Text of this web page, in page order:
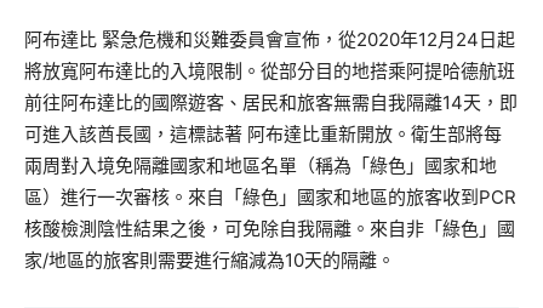
阿布達比 緊急危機和災難委員會宣佈，從2020年12月24日起
將放寬阿布達比的入境限制。從部分目的地搭乘阿提哈德航班
前往阿布達比的國際遊客、居民和旅客無需自我隔離14天，即
可進入該酋長國，這標誌著 阿布達比重新開放。衛生部將每
兩周對入境免隔離國家和地區名單（稱為「綠色」國家和地
區）進行一次審核。來自「綠色」國家和地區的旅客收到PCR
核酸檢測陰性結果之後，可免除自我隔離。來自非「綠色」國
家/地區的旅客則需要進行縮減為10天的隔離。